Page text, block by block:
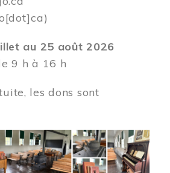
au 25 août 2026
9 h à 16 h
les dons sont